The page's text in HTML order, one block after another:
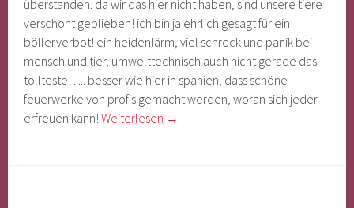
überstanden. da wir das hier nicht haben, sind unsere tiere
verschont geblieben! ich bin ja ehrlich gesagt für ein
böllerverbot! ein heidenlärm, viel schreck und panik bei
mensch und tier, umwelttechnisch auch nicht gerade das
tollteste….. besser wie hier in spanien, dass schöne
feuerwerke von profis gemacht werden, woran sich jeder
erfreuen kann!Weiterlesen →